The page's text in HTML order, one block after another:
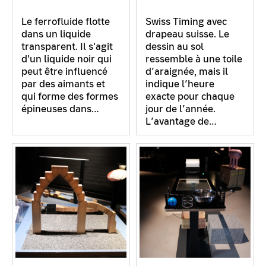
Le ferrofluide flotte
dans un liquide
transparent. Il s'agit
d'un liquide noir qui
peut être influencé
par des aimants et
qui forme des formes
épineuses dans…
Swiss Timing avec
drapeau suisse. Le
dessin au sol
ressemble à une toile
d’araignée, mais il
indique l’heure
exacte pour chaque
jour de l’année.
L’avantage de…